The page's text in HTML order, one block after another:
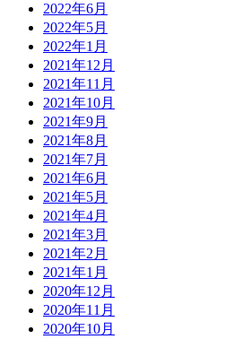
2022年6月
2022年5月
2022年1月
2021年12月
2021年11月
2021年10月
2021年9月
2021年8月
2021年7月
2021年6月
2021年5月
2021年4月
2021年3月
2021年2月
2021年1月
2020年12月
2020年11月
2020年10月